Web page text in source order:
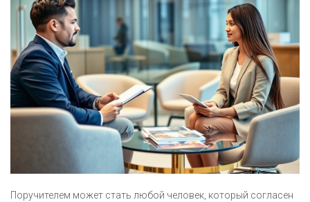
Поручителем может стать любой человек, который согласен